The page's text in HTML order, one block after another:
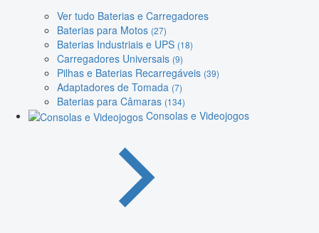
Ver tudo Baterias e Carregadores
Baterias para Motos (27)
Baterias Industriais e UPS (18)
Carregadores Universais (9)
Pilhas e Baterias Recarregáveis (39)
Adaptadores de Tomada (7)
Baterias para Câmaras (134)
Consolas e Videojogos